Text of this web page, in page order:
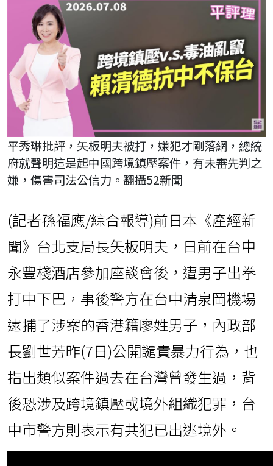
平秀琳批評，矢板明夫被打，嫌犯才剛落網，總統
府就聲明這是起中國跨境鎮壓案件，有未審先判之
嫌，傷害司法公信力。翻攝52新聞
(記者孫福應/綜合報導)前日本《產經新
聞》台北支局長矢板明夫，日前在台中
永豐棧酒店參加座談會後，遭男子出拳
打中下巴，事後警方在台中清泉岡機場
逮捕了涉案的香港籍廖姓男子，內政部
長劉世芳昨(7日)公開譴責暴力行為，也
指出類似案件過去在台灣曾發生過，背
後恐涉及跨境鎮壓或境外組織犯罪，台
中市警方則表示有共犯已出逃境外。